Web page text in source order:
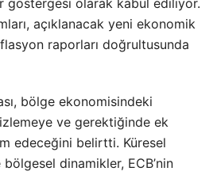
göstergesi olarak kabul ediliyor.
açıklanacak yeni ekonomik
raporları doğrultusunda
bölge ekonomisindeki
ve gerektiğinde ek
edeceğini belirtti. Küresel
dinamikler, ECB’nin